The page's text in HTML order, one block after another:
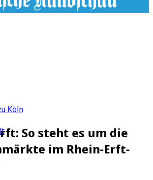
Köln
So steht es um die
im Rhein-Erft-